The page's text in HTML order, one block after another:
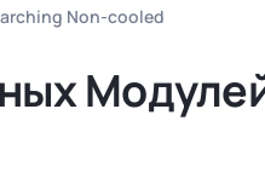
Non-cooled